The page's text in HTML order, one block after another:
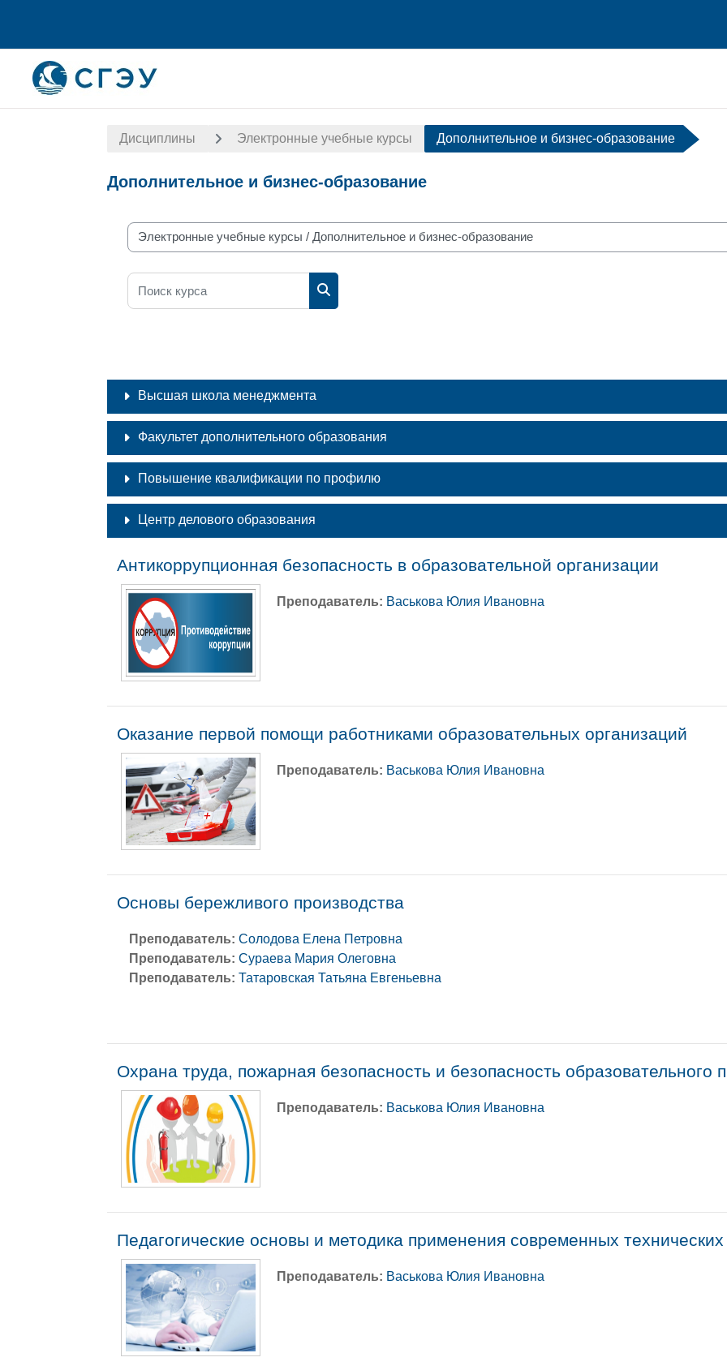
Дисциплины Электронные учебные курсы Дополнительное и бизнес-образование
Дополнительное и бизнес-образование
Разделы каталога
Поиск курса
Поиск курса
Высшая школа менеджмента
Факультет дополнительного образования
Повышение квалификации по профилю
Центр делового образования
Антикоррупционная безопасность в образовательной организации
Преподаватель: Васькова Юлия Ивановна
Оказание первой помощи работниками образовательных организаций
Преподаватель: Васькова Юлия Ивановна
Основы бережливого производства
Преподаватель: Солодова Елена Петровна
Преподаватель: Сураева Мария Олеговна
Преподаватель: Татаровская Татьяна Евгеньевна
Охрана труда, пожарная безопасность и безопасность образовательного
Преподаватель: Васькова Юлия Ивановна
Педагогические основы и методика применения современных
Преподаватель: Васькова Юлия Ивановна